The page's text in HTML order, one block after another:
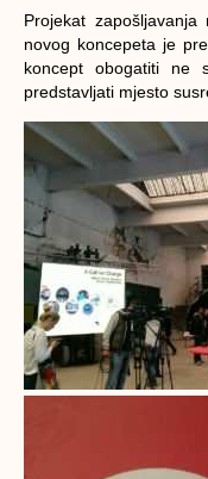
Projekat
novog koncepeta je
koncept obogatiti
predstavljati mjesto